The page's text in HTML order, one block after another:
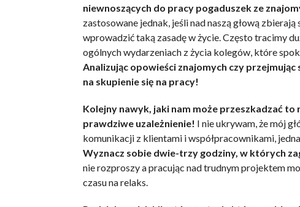
niewnoszących do pracy pogaduszek ze
zastosowane jednak, jeśli nad naszą głową
wprowadzić taką zasadę w życie. Często tracimy
ogólnych wydarzeniach z życia kolegów, które
Analizując opowieści znajomych czy
na skupienie się na pracy!
Kolejny nawyk, jaki nam może przeszkadzać
prawdziwe uzależnienie! I nie ukrywam, że mój
komunikacji z klientami i współpracownikami,
Wyznacz sobie dwie-trzy godziny, w których
nie rozproszy a pracując nad trudnym projektem
czasu na relaks.